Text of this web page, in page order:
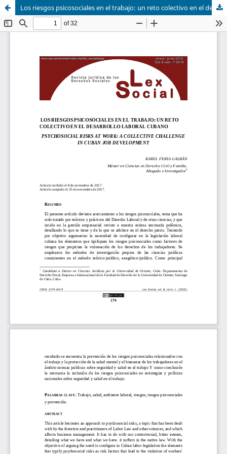
Los riesgos psicosociales en el trabajo: un reto colectivo en el desarrollo laboral cubano